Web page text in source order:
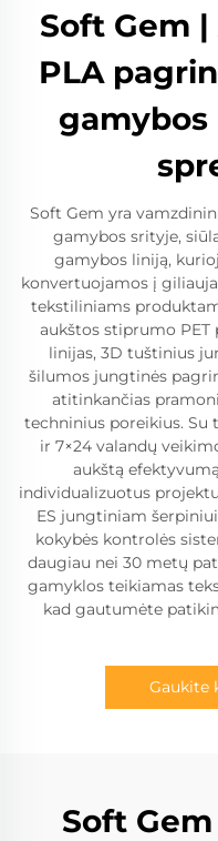
Soft Gem
PLA
Soft Gem yra
gamybos srityje,
gamybos liniją,
konvertuojamos į
tekstiliniams
aukštos stiprumo
linijas, 3D tuštinius
šilumos jungtinės
atitinkančias
techninius poreikius. Su
ir 7×24 valandų
aukštą
individualizuotus
ES jungtiniam
kokybės kontrolės
daugiau nei 30 metų
gamyklos teikiamas
kad gautumėte
Gaukite
Soft